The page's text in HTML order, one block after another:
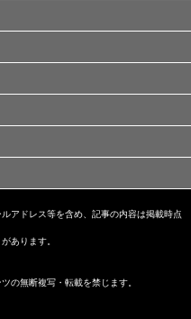
アドレス等を含め、記事の内容は掲載時点
あります。
の無断複写・転載を禁じます。